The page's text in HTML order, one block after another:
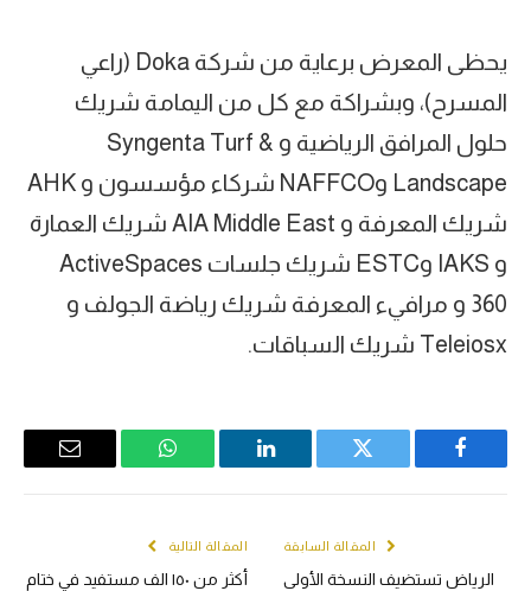
يحظى المعرض برعاية من شركة Doka (راعي
المسرح)، وبشراكة مع كل من اليمامة شريك
حلول المرافق الرياضية و Syngenta Turf &
Landscape وNAFFCO شركاء مؤسسون و AHK
شريك المعرفة و AIA Middle East شريك العمارة
و IAKS وESTC شريك جلسات ActiveSpaces
360 و مرافيء المعرفة شريك رياضة الجولف و
Teleiosx شريك السباقات.
Facebook
Twitter
LinkedIn
WhatsApp
Email
المقالة السابقة
الرياض تستضيف النسخة الأولى
المقالة التالية
أكثر من ١٥٠ الف مستفيد في ختام